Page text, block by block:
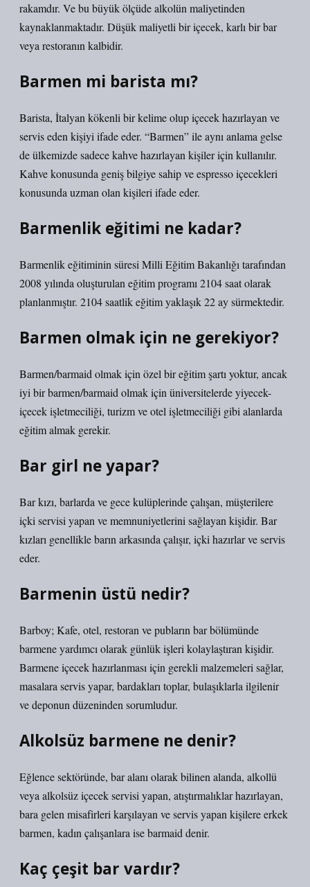
rakamdır. Ve bu büyük ölçüde alkolün maliyetinden
kaynaklanmaktadır. Düşük maliyetli bir içecek, karlı bir bar
veya restoranın kalbidir.
Barmen mi barista mı?
Barista, İtalyan kökenli bir kelime olup içecek hazırlayan ve
servis eden kişiyi ifade eder. “Barmen” ile aynı anlama gelse
de ülkemizde sadece kahve hazırlayan kişiler için kullanılır.
Kahve konusunda geniş bilgiye sahip ve espresso içecekleri
konusunda uzman olan kişileri ifade eder.
Barmenlik eğitimi ne kadar?
Barmenlik eğitiminin süresi Milli Eğitim Bakanlığı tarafından
2008 yılında oluşturulan eğitim programı 2104 saat olarak
planlanmıştır. 2104 saatlik eğitim yaklaşık 22 ay sürmektedir.
Barmen olmak için ne gerekiyor?
Barmen/barmaid olmak için özel bir eğitim şartı yoktur, ancak
iyi bir barmen/barmaid olmak için üniversitelerde yiyecek-
içecek işletmeciliği, turizm ve otel işletmeciliği gibi alanlarda
eğitim almak gerekir.
Bar girl ne yapar?
Bar kızı, barlarda ve gece kulüplerinde çalışan, müşterilere
içki servisi yapan ve memnuniyetlerini sağlayan kişidir. Bar
kızları genellikle barın arkasında çalışır, içki hazırlar ve servis
eder.
Barmenin üstü nedir?
Barboy; Kafe, otel, restoran ve pubların bar bölümünde
barmene yardımcı olarak günlük işleri kolaylaştıran kişidir.
Barmene içecek hazırlanması için gerekli malzemeleri sağlar,
masalara servis yapar, bardakları toplar, bulaşıklarla ilgilenir
ve deponun düzeninden sorumludur.
Alkolsüz barmene ne denir?
Eğlence sektöründe, bar alanı olarak bilinen alanda, alkollü
veya alkolsüz içecek servisi yapan, atıştırmalıklar hazırlayan,
bara gelen misafirleri karşılayan ve servis yapan kişilere erkek
barmen, kadın çalışanlara ise barmaid denir.
Kaç çeşit bar vardır?